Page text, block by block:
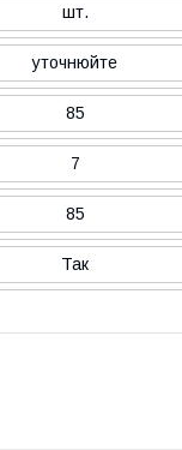
шт.
уточнюйте
85
7
85
Так